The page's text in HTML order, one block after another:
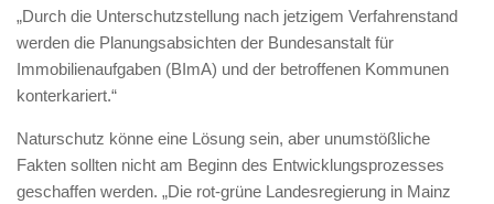
„Durch die Unterschutzstellung nach jetzigem Verfahrenstand
werden die Planungsabsichten der Bundesanstalt für
Immobilienaufgaben (BImA) und der betroffenen Kommunen
konterkariert.“
Naturschutz könne eine Lösung sein, aber unumstößliche
Fakten sollten nicht am Beginn des Entwicklungsprozesses
geschaffen werden. „Die rot-grüne Landesregierung in Mainz